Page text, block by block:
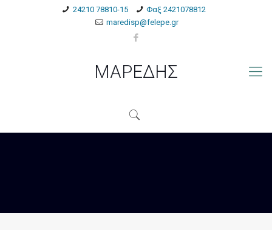
24210 78810-15
Φαξ 2421078812
maredisp@felepe.gr
ΜΑΡΕΔΗΣ